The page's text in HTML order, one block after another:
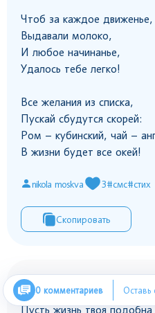
Чтоб за каждое движенье,
Выдавали молоко,
И любое начинанье,
Удалось тебе легко!
Все желания из списка,
Пускай сбудутся скорей:
Ром – кубинский, чай –
В жизни будет все окей!
nikola moskva 3#смс#стих
Скопировать
Пусть жизнь твоя
Пусть жизнь твоя подобна
0 комментариев Оставь